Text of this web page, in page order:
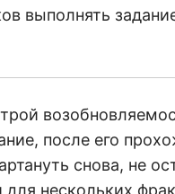
выполнять
после его
снова, не
нескольких